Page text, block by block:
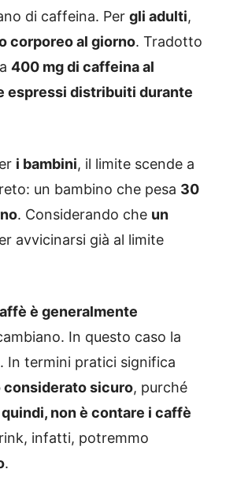
di caffeina. Per gli adulti,
corporeo al giorno. Tradotto
400 mg di caffeina al
espressi distribuiti durante
i bambini, il limite scende a
un bambino che pesa 30
. Considerando che un
avvicinarsi già al limite
è generalmente
In questo caso la
. In termini pratici significa
considerato sicuro, purché
non è contare i caffè
infatti, potremmo
.